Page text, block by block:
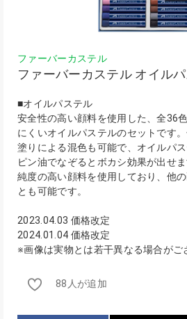
ファーバーカステル
ファーバーカステル オイル
■オイルパステル
安全性の高い顔料を使用した、全36
にくいオイルパステルのセットです
塗りによる混色も可能で、オイルパ
ピン油でなぞるとボカシ効果が出せ
純度の高い顔料を使用しており、他
とも可能です。
2023.04.03 価格改定
2024.01.04 価格改定
※画像は実物とは若干異なる場合がご
88人が追加